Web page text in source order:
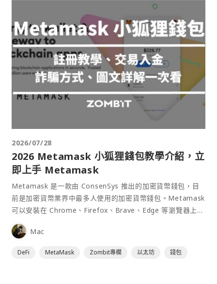
2026/07/28
2026 Metamask 小狐狸錢包教學介紹，立
即上手 Metamask
Metamask 是一款由 ConsenSys 推出的加密貨幣錢包，目
前是加密貨幣業界中最多人使用的加密貨幣錢包。Metamask
可以安裝在 Chrome、Firefox、Brave、Edge 等瀏覽器上作
為插件使用，具備許多功能且使用上非常方便。
Mac
DeFi MetaMask Zombit專欄 以太坊 錢包